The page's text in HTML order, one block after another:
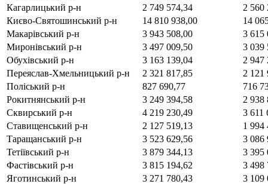
Кагарлицький р-н
2 749 574,34
2 560
Києво-Святошинський р-н
14 810 938,00
14
Макарівський р-н
3 943 508,00
3 615
Миронівський р-н
3 497 009,50
3 039
Обухівський р-н
3 163 139,04
2 947
Переяслав-Хмельницький р-н
2 321 817,85
2 121
Поліський р-н
827 690,77
716
Рокитнянський р-н
3 249 394,58
2 938
Сквирський р-н
4 219 230,49
3 611
Ставищенський р-н
2 127 519,13
1 994
Таращанський р-н
3 523 629,56
3 086
Тетіївський р-н
3 879 344,13
3 395
Фастівський р-н
3 815 194,62
3 498
Яготинський р-н
3 271 780,43
3 109